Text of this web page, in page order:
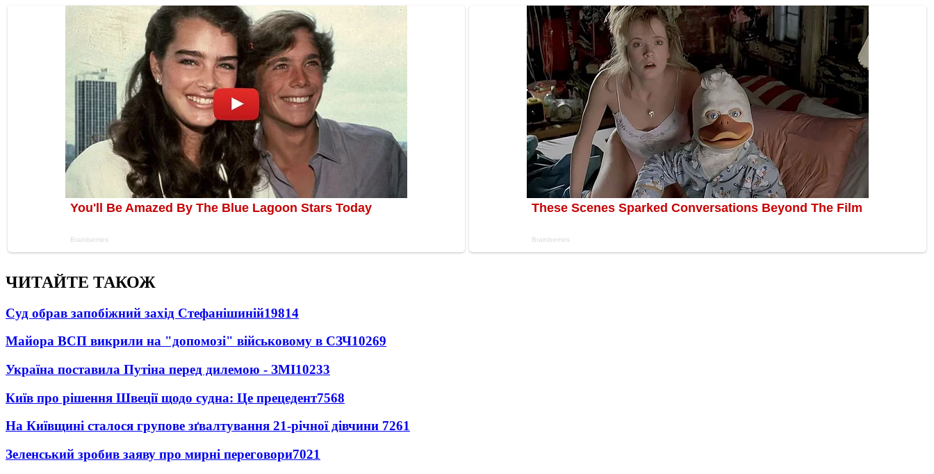
ЧИТАЙТЕ ТАКОЖ
Суд обрав запобіжний захід Стефанішиній19814
Майора ВСП викрили на "допомозі" військовому в СЗЧ10269
Україна поставила Путіна перед дилемою - ЗМІ10233
Київ про рішення Швеції щодо судна: Це прецедент7568
На Київщині сталося групове зґвалтування 21-річної дівчини 7261
Зеленський зробив заяву про мирні переговори7021